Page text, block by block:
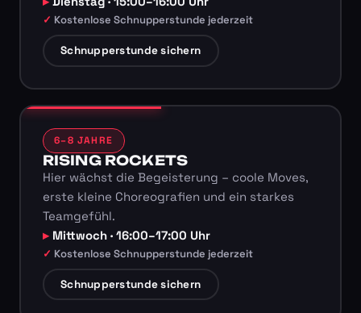
Kostenlose Schnupperstunde jederzeit
Schnupperstunde sichern
6–8 JAHRE
RISING ROCKETS
Hier wächst die Begeisterung – coole Moves,
erste kleine Choreografien und ein starkes
Teamgefühl.
Mittwoch · 16:00–17:00 Uhr
Kostenlose Schnupperstunde jederzeit
Schnupperstunde sichern